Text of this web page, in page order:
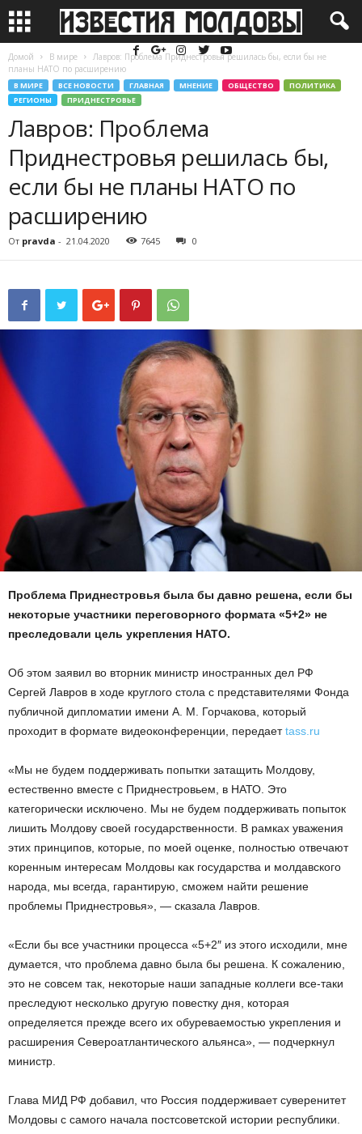
Домой В мире
Лавров: Проблема Приднестровья решилась бы, если бы не
планы НАТО по расширению
В МИРЕ ВСЕ НОВОСТИ ГЛАВНАЯ МНЕНИЕ ОБЩЕСТВО
ПОЛИТИКА
РЕГИОНЫ
ПРИДНЕСТРОВЬЕ
Лавров: Проблема
Приднестровья решилась бы,
если бы не планы НАТО по
расширению
От pravda - 21.04.2020 7645 0
Проблема Приднестровья была бы давно решена, если бы
некоторые участники переговорного формата «5+2» не
преследовали цель укрепления НАТО.
Об этом заявил во вторник министр иностранных дел РФ
Сергей Лавров в ходе круглого стола с представителями Фонда
публичной дипломатии имени А. М. Горчакова, который
проходит в формате видеоконференции, передаетtass.ru
«Мы не будем поддерживать попытки затащить Молдову,
естественно вместе с Приднестровьем, в НАТО. Это
категорически исключено. Мы не будем поддерживать попыток
лишить Молдову своей государственности. В рамках уважения
этих принципов, которые, по моей оценке, полностью отвечают
коренным интересам Молдовы как государства и молдавского
народа, мы всегда, гарантирую, сможем найти решение
проблемы Приднестровья», — сказала Лавров.
«Если бы все участники процесса «5+2″ из этого исходили, мне
думается, что проблема давно была бы решена. К сожалению,
это не совсем так, некоторые наши западные коллеги все-таки
преследуют несколько другую повестку дня, которая
определяется прежде всего их обуреваемостью укрепления и
расширения Североатлантического альянса», — подчеркнул
министр.
Глава МИД РФ добавил, что Россия поддерживает суверенитет
Молдовы с самого начала постсоветской истории республики.